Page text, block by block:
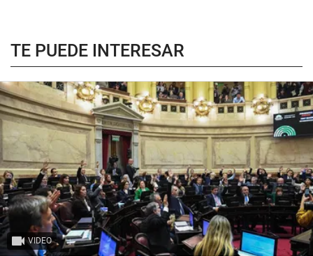
TE PUEDE INTERESAR
VIDEO